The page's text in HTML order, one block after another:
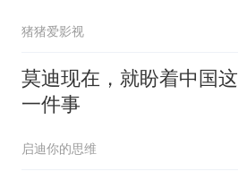
猪猪爱影视
莫迪现在，就盼着中国这
一件事
启迪你的思维